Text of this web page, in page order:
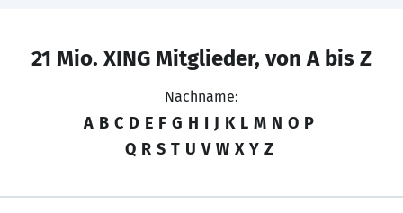
21 Mio. XING Mitglieder, von A bis Z
Nachname:
A B C D E F G H I J K L M N O P
Q R S T U V W X Y Z